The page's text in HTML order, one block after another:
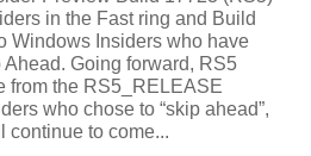
in the Fast ring and Build
Windows Insiders who have
Going forward, RS5
from the RS5_RELEASE
who chose to “skip ahead”,
continue to come...